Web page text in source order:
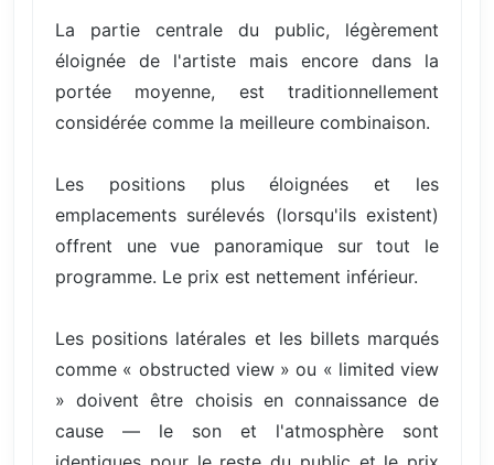
La partie centrale du public, légèrement
éloignée de l'artiste mais encore dans la
portée moyenne, est traditionnellement
considérée comme la meilleure combinaison.
Les positions plus éloignées et les
emplacements surélevés (lorsqu'ils existent)
offrent une vue panoramique sur tout le
programme. Le prix est nettement inférieur.
Les positions latérales et les billets marqués
comme « obstructed view » ou « limited view
» doivent être choisis en connaissance de
cause — le son et l'atmosphère sont